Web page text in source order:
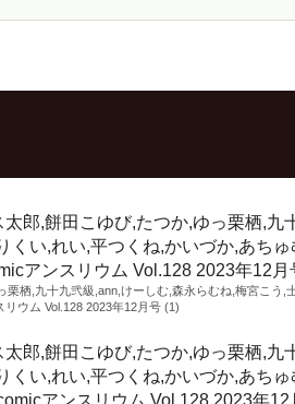
栖,九十九弐級,ann,けーしむ,森永らむね,梅宮こう
ウム Vol.128 2023年12月号 (1)